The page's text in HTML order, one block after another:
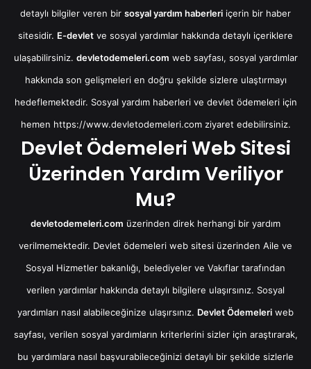
detaylı bilgiler veren bir sosyal yardım haberleri içerin bir haber
sitesidir. E-devlet ve sosyal yardımlar hakkında detaylı içeriklere
ulaşabilirsiniz. devletodemeleri.com web sayfası, sosyal yardımlar
hakkında son gelişmeleri en doğru şekilde sizlere ulaştırmayı
hedeflemektedir. Sosyal yardım haberleri ve devlet ödemeleri için
hemen https://www.devletodemeleri.comziyaret edebilirsiniz.
Devlet Ödemeleri Web Sitesi
Üzerinden Yardım Veriliyor
Mu?
devletodemeleri.com üzerinden direk herhangi bir yardım
verilmemektedir. Devlet ödemeleri web sitesi üzerinden Aile ve
Sosyal Hizmetler bakanlığı, belediyeler ve Vakıflar tarafından
verilen yardımlar hakkında detaylı bilgilere ulaşırsınız. Sosyal
yardımları nasıl alabileceğinize ulaşırsınız. Devlet Ödemeleri web
sayfası, verilen sosyal yardımların kriterlerini sizler için araştırarak,
bu yardımlara nasıl başvurabileceğinizi detaylı bir şekilde sizlerle